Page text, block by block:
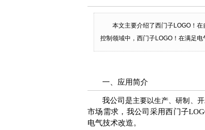
本文主要介绍了西门子LOGO！
控制领域中，西门子LOGO！在满足
一、应用简介
我公司是主要以生产、研制、
市场需求，我公司采用西门子
电气技术改造。